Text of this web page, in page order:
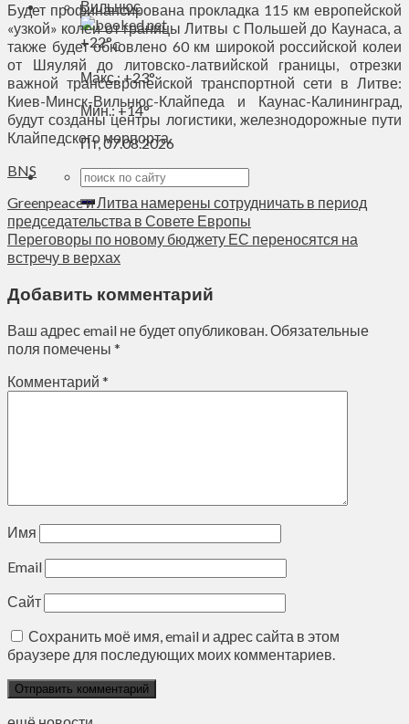
Вильнюс
+22°C
Макс.:+23°
Мин.:+14°
Пт, 07.08.2026
Будет профинансирована прокладка 115 км европейской
«узкой» колеи от границы Литвы с Польшей до Каунаса, а
также будет обновлено 60 км широкой российской колеи
от Шяуляй до литовско-латвийской границы, отрезки
важной трансевропейской транспортной сети в Литве:
Киев-Минск-Вильнюс-Клайпеда и Каунас-Калининград,
будут созданы центры логистики, железнодорожные пути
Клайпедского морпорта.
BNS
Greenpeace и Литва намерены сотрудничать в период
председательства в Совете Европы
Переговоры по новому бюджету ЕС переносятся на
встречу в верхах
Добавить комментарий
Ваш адрес email не будет опубликован.Обязательные
поля помечены *
Комментарий *
Имя
Email
Сайт
Сохранить моё имя, email и адрес сайта в этом
браузере для последующих моих комментариев.